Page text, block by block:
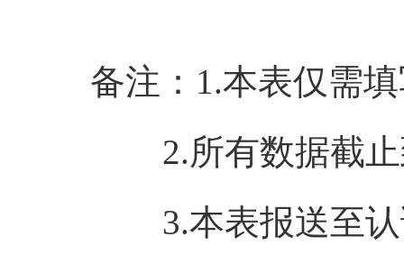
备注：1.本表仅需
2.所有数据截止
3.本表报送至认